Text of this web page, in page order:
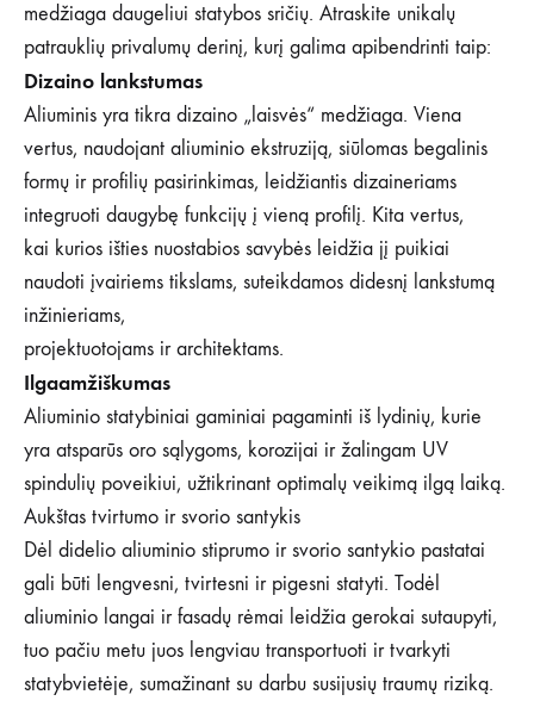
medžiaga daugeliui statybos sričių. Atraskite unikalų
patrauklių privalumų derinį, kurį galima apibendrinti taip:
Dizaino lankstumas
Aliuminis yra tikra dizaino „laisvės“ medžiaga. Viena
vertus, naudojant aliuminio ekstruziją, siūlomas begalinis
formų ir profilių pasirinkimas, leidžiantis dizaineriams
integruoti daugybę funkcijų į vieną profilį. Kita vertus,
kai kurios išties nuostabios savybės leidžia jį puikiai
naudoti įvairiems tikslams, suteikdamos didesnį lankstumą
inžinieriams,
projektuotojams ir architektams.
Ilgaamžiškumas
Aliuminio statybiniai gaminiai pagaminti iš lydinių, kurie
yra atsparūs oro sąlygoms, korozijai ir žalingam UV
spindulių poveikiui, užtikrinant optimalų veikimą ilgą laiką.
Aukštas tvirtumo ir svorio santykis
Dėl didelio aliuminio stiprumo ir svorio santykio pastatai
gali būti lengvesni, tvirtesni ir pigesni statyti. Todėl
aliuminio langai ir fasadų rėmai leidžia gerokai sutaupyti,
tuo pačiu metu juos lengviau transportuoti ir tvarkyti
statybvietėje, sumažinant su darbu susijusių traumų riziką.